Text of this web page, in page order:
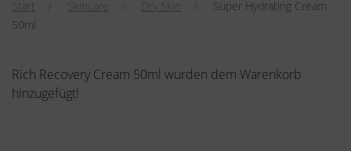
Start Skincare Dry Skin
Super Hydrating Cream
50ml
Rich Recovery Cream 50ml wurden dem Warenkorb
hinzugefügt!